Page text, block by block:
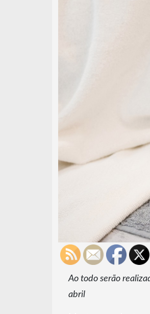
Ao todo serão
abril